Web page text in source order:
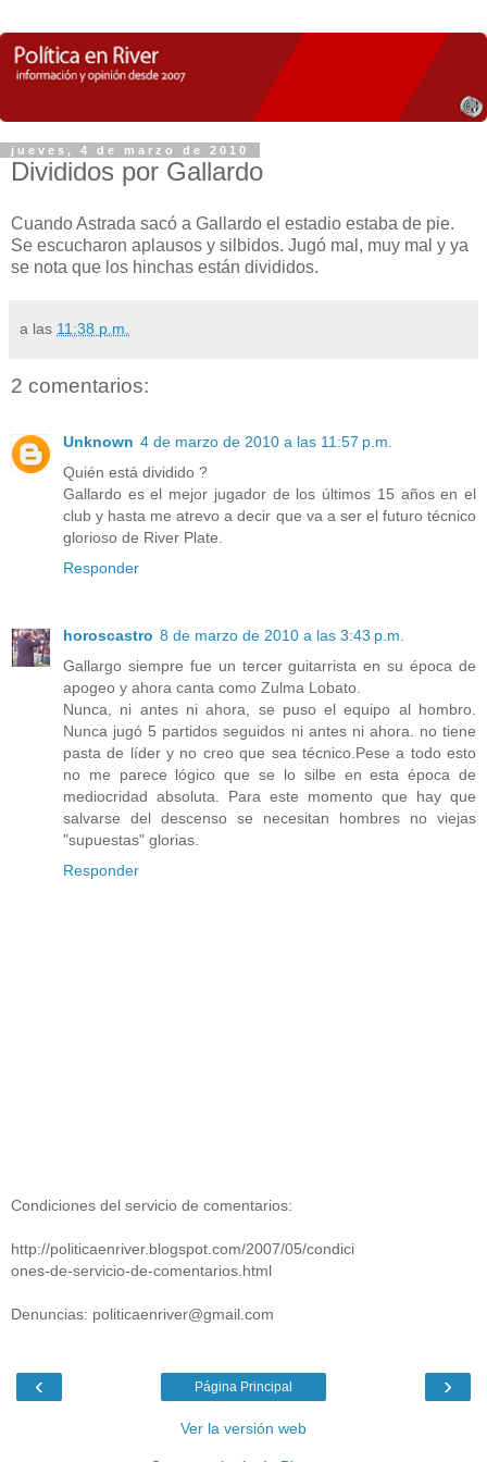
jueves, 4 de marzo de 2010
Divididos por Gallardo
Cuando Astrada sacó a Gallardo el estadio estaba de pie.
Se escucharon aplausos y silbidos. Jugó mal, muy mal y ya
se nota que los hinchas están divididos.
a las 11:38 p.m.
2 comentarios:
Unknown 4 de marzo de 2010 a las 11:57 p.m.
Quién está dividido ?
Gallardo es el mejor jugador de los últimos 15 años en el
club y hasta me atrevo a decir que va a ser el futuro técnico
glorioso de River Plate.
Responder
horoscastro 8 de marzo de 2010 a las 3:43 p.m.
Gallargo siempre fue un tercer guitarrista en su época de
apogeo y ahora canta como Zulma Lobato.
Nunca, ni antes ni ahora, se puso el equipo al hombro.
Nunca jugó 5 partidos seguidos ni antes ni ahora. no tiene
pasta de líder y no creo que sea técnico.Pese a todo esto
no me parece lógico que se lo silbe en esta época de
mediocridad absoluta. Para este momento que hay que
salvarse del descenso se necesitan hombres no viejas
"supuestas" glorias.
Responder
Condiciones del servicio de comentarios:
http://politicaenriver.blogspot.com/2007/05/condici
ones-de-servicio-de-comentarios.html
Denuncias: politicaenriver@gmail.com
‹ ›
Página Principal
Ver la versión web